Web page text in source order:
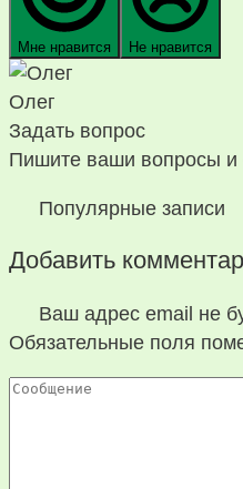
Мне нравится Не нравится
Олег
Задать вопрос
Пишите ваши вопросы и
Популярные записи
Добавить
Ваш адрес email не
Обязательные поля